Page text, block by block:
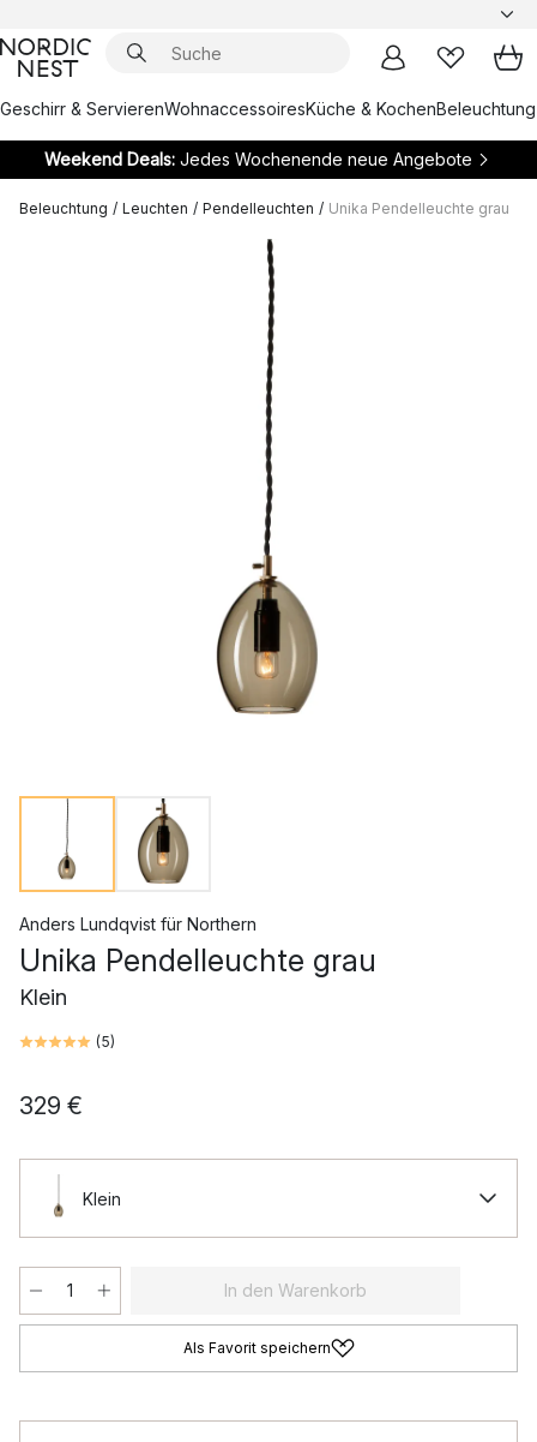
Geschirr & ServierenWohnaccessoiresKüche & KochenBeleuchtung
Weekend Deals:Jedes Wochenende neue Angebote
Beleuchtung / Leuchten / Pendelleuchten / Unika Pendelleuchte grau
Anders Lundqvist für Northern
Unika Pendelleuchte grau
Klein
(5)
329 €
Klein
In den Warenkorb
Als Favorit speichern